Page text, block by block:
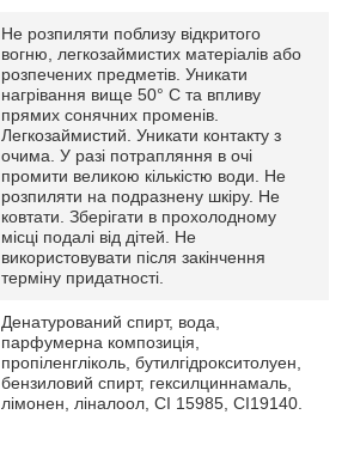
Не розпиляти поблизу відкритого
вогню, легкозаймистих матеріалів або
розпечених предметів. Уникати
нагрівання вище 50° С та впливу
прямих сонячних променів.
Легкозаймистий. Уникати контакту з
очима. У разі потрапляння в очі
промити великою кількістю води. Не
розпиляти на подразнену шкіру. Не
ковтати. Зберігати в прохолодному
місці подалі від дітей. Не
використовувати після закінчення
терміну придатності.
Денатурований спирт, вода,
парфумерна композиція,
пропіленгліколь, бутилгідрокситолуен,
бензиловий спирт, гексилциннамаль,
лімонен, ліналоол, CI 15985, CI19140.